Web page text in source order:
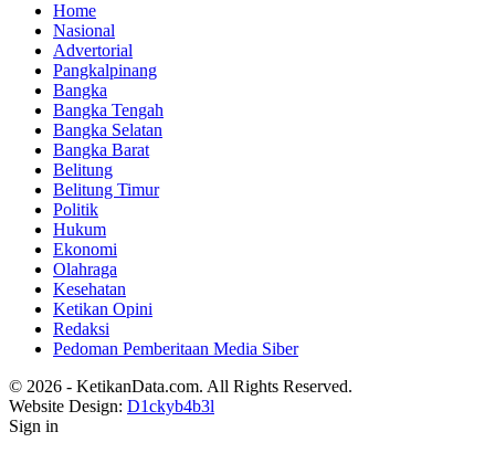
Home
Nasional
Advertorial
Pangkalpinang
Bangka
Bangka Tengah
Bangka Selatan
Bangka Barat
Belitung
Belitung Timur
Politik
Hukum
Ekonomi
Olahraga
Kesehatan
Ketikan Opini
Redaksi
Pedoman Pemberitaan Media Siber
© 2026 - KetikanData.com. All Rights Reserved.
Website Design: D1ckyb4b3l
Sign in